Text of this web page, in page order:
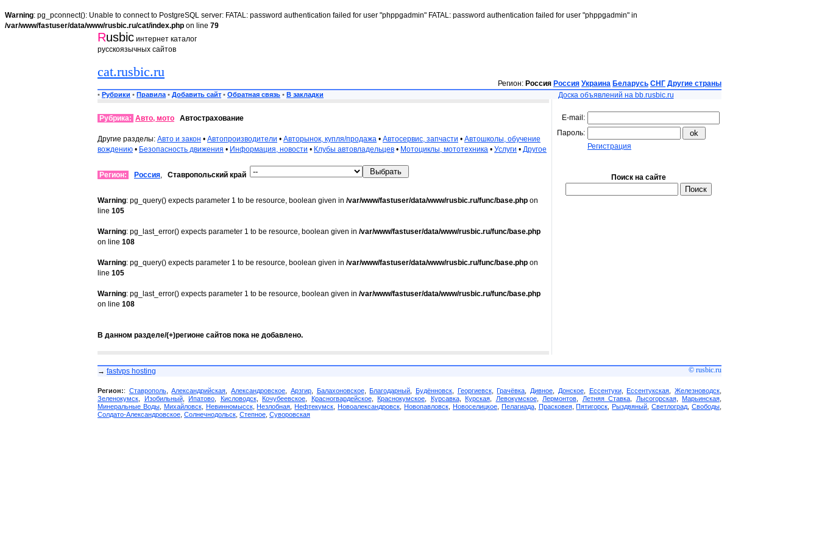
Warning: pg_pconnect(): Unable to connect to PostgreSQL server: FATAL: password authentication failed for user "phppgadmin" FATAL: password authentication failed for user "phppgadmin" in
/var/www/fastuser/data/www/rusbic.ru/cat/index.php on line 79
Rusbic интернет каталог
русскоязычных сайтов
cat.rusbic.ru
Регион: Россия Россия Украина Беларусь СНГ Другие страны
• Рубрики • Правила • Добавить сайт • Обратная связь • В закладки Доска объявлений на bb.rusbic.ru
Рубрика: Авто, мото Автострахование
Другие разделы: Авто и закон • Автопроизводители • Авторынок, купля/продажа • Автосервис, запчасти • Автошколы, обучение
вождению • Безопасность движения • Информация, новости • Клубы автовладельцев • Мотоциклы, мототехника • Услуги • Другое
Регион: Россия, Ставропольский край
Warning: pg_query() expects parameter 1 to be resource, boolean given in /var/www/fastuser/data/www/rusbic.ru/func/base.php on
line 105
Warning: pg_last_error() expects parameter 1 to be resource, boolean given in /var/www/fastuser/data/www/rusbic.ru/func/base.php
on line 108
Warning: pg_query() expects parameter 1 to be resource, boolean given in /var/www/fastuser/data/www/rusbic.ru/func/base.php on
line 105
Warning: pg_last_error() expects parameter 1 to be resource, boolean given in /var/www/fastuser/data/www/rusbic.ru/func/base.php
on line 108
В данном разделе/(+)регионе сайтов пока не добавлено.
E-mail:
Пароль:
Регистрация
Поиск на сайте
→ fastvps hosting © rusbic.ru
Регион:: Ставрополь,Александрийская ,Александровское Арзгир, Балахоновское,Благодарный ,Будённовск Георгиевск,Грачёвка Дивное Донское, Ессентуки,Ессентукская ,Железноводск
Зеленокумск
Изобильный, Ипатово Кисловодск, Кочубеевское Красногвардейское, Краснокумское Курсавка, Курская Левокумское, Лермонтов Летняя Ставка Лысогорская, Марьинская
Минеральные Воды, Михайловск, Невинномысск,Незлобная ,Нефтекумск ,Новоалександровск ,Новопавловск Новоселицкое, Пелагиада, Прасковея,Пятигорск ,Рыздвяный ,Светлоград ,Свободы
Солдато-Александровское Солнечнодольск Степное Суворовская